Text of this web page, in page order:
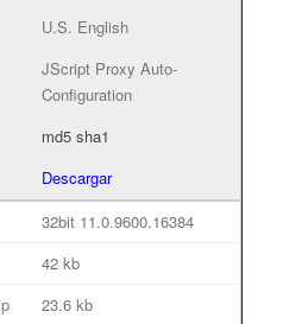
U.S. English
JScript Proxy Auto-
Configuration
md5 sha1
Descargar
32bit 11.0.9600.16384
42 kb
23.6 kb